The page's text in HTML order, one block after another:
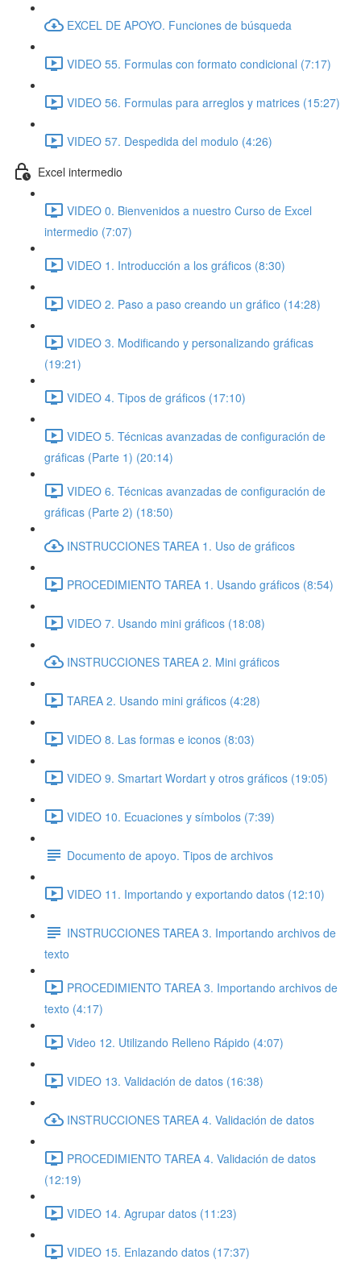
EXCEL DE APOYO. Funciones de búsqueda
VIDEO 55. Formulas con formato condicional (7:17)
VIDEO 56. Formulas para arreglos y matrices (15:27)
VIDEO 57. Despedida del modulo (4:26)
Excel intermedio
VIDEO 0. Bienvenidos a nuestro Curso de Excel
intermedio (7:07)
VIDEO 1. Introducción a los gráficos (8:30)
VIDEO 2. Paso a paso creando un gráfico (14:28)
VIDEO 3. Modificando y personalizando gráficas
(19:21)
VIDEO 4. Tipos de gráficos (17:10)
VIDEO 5. Técnicas avanzadas de configuración de
gráficas (Parte 1) (20:14)
VIDEO 6. Técnicas avanzadas de configuración de
gráficas (Parte 2) (18:50)
INSTRUCCIONES TAREA 1. Uso de gráficos
PROCEDIMIENTO TAREA 1. Usando gráficos (8:54)
VIDEO 7. Usando mini gráficos (18:08)
INSTRUCCIONES TAREA 2. Mini gráficos
TAREA 2. Usando mini gráficos (4:28)
VIDEO 8. Las formas e iconos (8:03)
VIDEO 9. Smartart Wordart y otros gráficos (19:05)
VIDEO 10. Ecuaciones y símbolos (7:39)
Documento de apoyo. Tipos de archivos
VIDEO 11. Importando y exportando datos (12:10)
INSTRUCCIONES TAREA 3. Importando archivos de
texto
PROCEDIMIENTO TAREA 3. Importando archivos de
texto (4:17)
Video 12. Utilizando Relleno Rápido (4:07)
VIDEO 13. Validación de datos (16:38)
INSTRUCCIONES TAREA 4. Validación de datos
PROCEDIMIENTO TAREA 4. Validación de datos
(12:19)
VIDEO 14. Agrupar datos (11:23)
VIDEO 15. Enlazando datos (17:37)